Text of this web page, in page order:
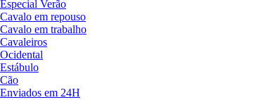
Especial Verão
Cavalo em repouso
Cavalo em trabalho
Cavaleiros
Ocidental
Estábulo
Cão
Enviados em 24H